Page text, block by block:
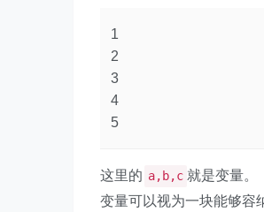
1
2
3
4
5
这里的 a,b,c 就是变量。
变量可以视为一块能够容